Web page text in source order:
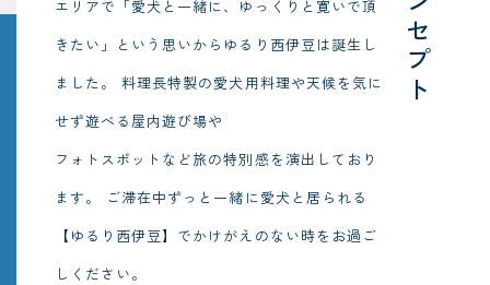
コンセプト
エリアで「愛犬と一緒に、ゆっくりと寛いで頂
きたい」という思いからゆるり西伊豆は誕生し
ました。
料理長特製の愛犬用料理や天候を気に
せず遊べる屋内遊び場や
フォトスポットなど旅の特別感を演出しており
ます。
ご滞在中ずっと一緒に愛犬と居られる
【ゆるり西伊豆】でかけがえのない時をお過ご
しください。